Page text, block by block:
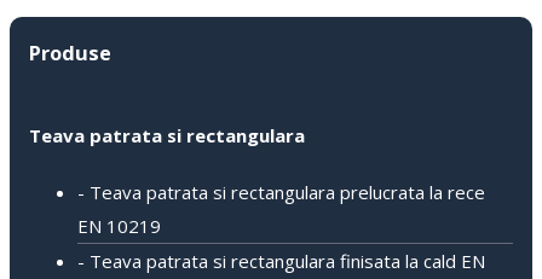
Produse
Teava patrata si rectangulara
- Teava patrata si rectangulara prelucrata la rece
EN 10219
- Teava patrata si rectangulara finisata la cald EN